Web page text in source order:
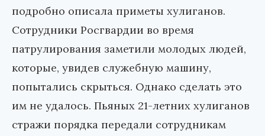
подробно описала приметы хулиганов.
Сотрудники Росгвардии во время
патрулирования заметили молодых людей,
которые, увидев служебную машину,
попытались скрыться. Однако сделать это
им не удалось. Пьяных 21-летних хулиганов
стражи порядка передали сотрудникам